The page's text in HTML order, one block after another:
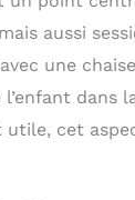
aussi
une
dans
utile, cet